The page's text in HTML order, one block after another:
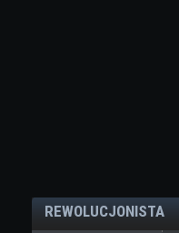
REWOLUCJONISTA